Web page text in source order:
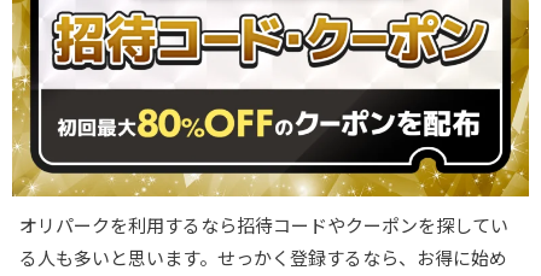
オリパークを利用するなら招待コードやクーポンを探してい
る人も多いと思います。せっかく登録するなら、お得に始め